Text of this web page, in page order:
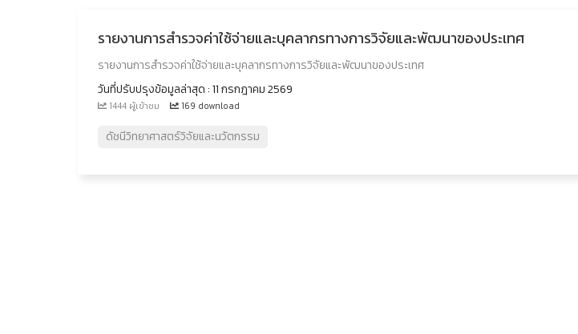
รายงานการสำรวจค่าใช้จ่ายและบุคลากรทางการวิจัยและพัฒนาของประเทศ
รายงานการสำรวจค่าใช้จ่ายและบุคลากรทางการวิจัยและพัฒนาของประเทศ
วันที่ปรับปรุงข้อมูลล่าสุด : 11 กรกฎาคม 2569
1444 ผู้เข้าชม 169 download
ดัชนีวิทยาศาสตร์วิจัยและนวัตกรรม